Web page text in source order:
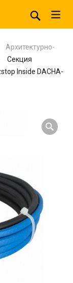
Архитектурно-
Секция
Inside DACHA-